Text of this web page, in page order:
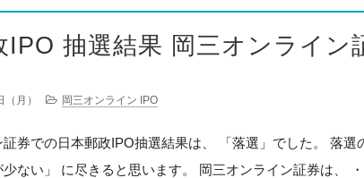
IPO 抽選結果 岡三オンライン
月） 岡三オンライン IPO
券での日本郵政IPO抽選結果は、 「落選」でした。 落選
ない」 に尽きると思います。 岡三オンライン証券は、